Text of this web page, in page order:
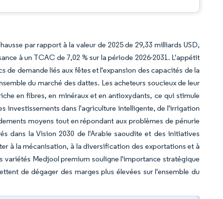
par rapport à la valeur de 2025 de 29,33 milliards USD,
à un TCAC de 7,02 % sur la période 2026-2031. L'appétit
de demande liés aux fêtes et l'expansion des capacités de la
du marché des dattes. Les acheteurs soucieux de leur
en fibres, en minéraux et en antioxydants, ce qui stimule
investissements dans l'agriculture intelligente, de l'irrigation
moyens tout en répondant aux problèmes de pénurie
dans la Vision 2030 de l'Arabie saoudite et des initiatives
à la mécanisation, à la diversification des exportations et à
variétés Medjool premium souligne l'importance stratégique
de dégager des marges plus élevées sur l'ensemble du